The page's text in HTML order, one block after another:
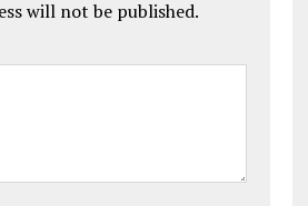
will not be published.